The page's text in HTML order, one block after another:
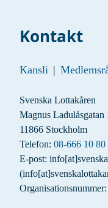
Kontakt
Kansli |
Svenska Lottakåren
Magnus Ladulåsgatan
11866 Stockholm
Telefon: 08-666 10 80
E-post: info[at]